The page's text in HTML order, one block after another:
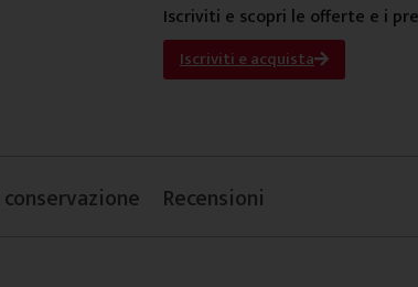
Iscriviti e scopri le offerte e i
Iscriviti e acquista
Recensioni